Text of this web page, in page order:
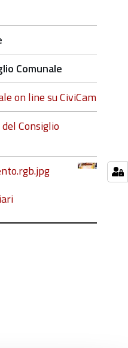
Comunale
on line su CiviCam
Consiglio